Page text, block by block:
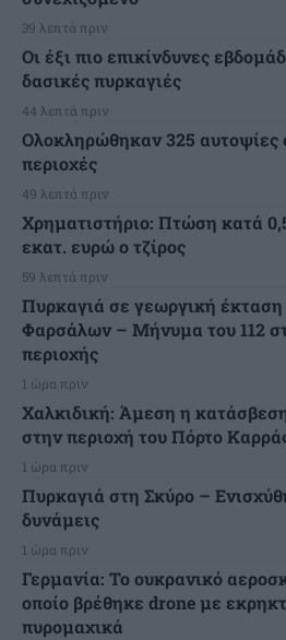
39 λεπτά πριν
Οι έξι πιο επικίνδυνες
δασικές πυρκαγιές
44 λεπτά πριν
Ολοκληρώθηκαν 325 αυτοψίες
περιοχές
49 λεπτά πριν
Χρηματιστήριο: Πτώση κατά
εκατ. ευρώ ο τζίρος
59 λεπτά πριν
Πυρκαγιά σε γεωργική
Φαρσάλων – Μήνυμα του 112
περιοχής
1 ώρα πριν
Χαλκιδική: Άμεση η
στην περιοχή του Πόρτο
1 ώρα πριν
Πυρκαγιά στη Σκύρο –
δυνάμεις
1 ώρα πριν
Γερμανία: Το ουκρανικό
οποίο βρέθηκε drone με
πυρομαχικά